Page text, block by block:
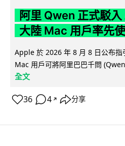
阿里 Qwen 正式駁
大陸 Mac 用戶率先
Apple 於 2026 年 8 月 8 日公布指
Mac 用戶可將阿里巴巴千問
全文
36 4 ↗ 分享